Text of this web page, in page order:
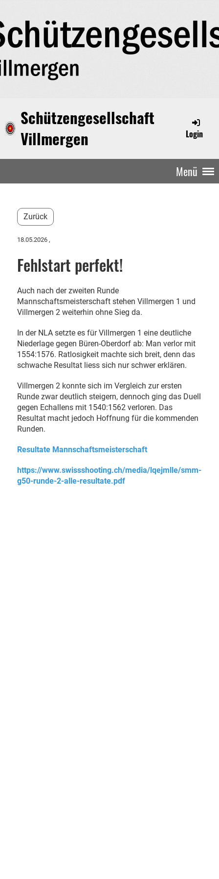
Schützengesellschaft
Villmergen
Login
Menü
Zurück
18.05.2026 ,
Fehlstart perfekt!
Auch nach der zweiten Runde
Mannschaftsmeisterschaft stehen Villmergen 1 und
Villmergen 2 weiterhin ohne Sieg da.
In der NLA setzte es für Villmergen 1 eine deutliche
Niederlage gegen Büren-Oberdorf ab: Man verlor mit
1554:1576. Ratlosigkeit machte sich breit, denn das
schwache Resultat liess sich nur schwer erklären.
Villmergen 2 konnte sich im Vergleich zur ersten
Runde zwar deutlich steigern, dennoch ging das Duell
gegen Echallens mit 1540:1562 verloren. Das
Resultat macht jedoch Hoffnung für die kommenden
Runden.
Resultate Mannschaftsmeisterschaft
https://www.swissshooting.ch/media/lqejmlle/smm-
g50-runde-2-alle-resultate.pdf